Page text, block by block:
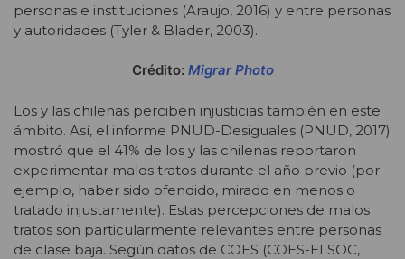
personas e instituciones (Araujo, 2016) y entre personas
y autoridades (Tyler & Blader, 2003).
Crédito: Migrar Photo
Los y las chilenas perciben injusticias también en este
ámbito. Así, el informe PNUD-Desiguales (PNUD, 2017)
mostró que el 41% de los y las chilenas reportaron
experimentar malos tratos durante el año previo (por
ejemplo, haber sido ofendido, mirado en menos o
tratado injustamente). Estas percepciones de malos
tratos son particularmente relevantes entre personas
de clase baja. Según datos de COES (COES-ELSOC,